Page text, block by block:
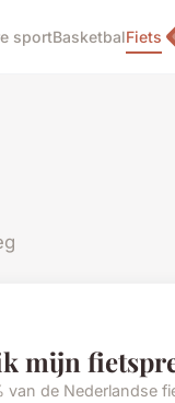
sportBasketbalFiets
mijn
van de Nederlandse